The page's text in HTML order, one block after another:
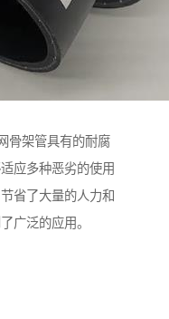
骨架管具有的耐腐
应多种恶劣的使用
省了大量的人力和
广泛的应用。